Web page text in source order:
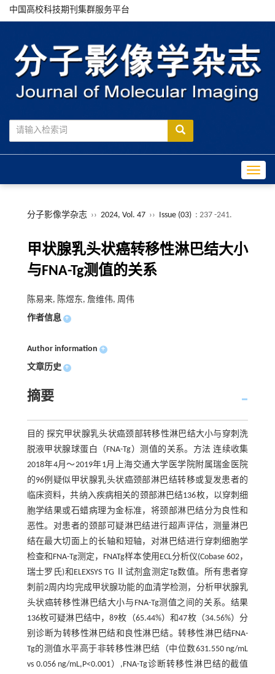
中国高校科技期刊集群服务平台
分子影像学杂志 ›› 2024, Vol. 47 ›› Issue (03) : 237 -241.
甲状腺乳头状癌转移性淋巴结大小
与FNA-Tg测值的关系
陈易来, 陈煜东, 詹维伟, 周伟
作者信息 +
Author information +
文章历史 +
摘要
目的 探究甲状腺乳头状癌颈部转移性淋巴结大小与穿刺洗
脱液甲状腺球蛋白（FNA-Tg）测值的关系。方法 连续收集
2018年4月～2019年1月上海交通大学医学院附属瑞金医院
的96例疑似甲状腺乳头状癌颈部淋巴结转移或复发患者的
临床资料，共纳入疾病相关的颈部淋巴结136枚，以穿刺细
胞学结果或石蜡病理为金标准，将颈部淋巴结分为良性和
恶性。对患者的颈部可疑淋巴结进行超声评估，测量淋巴
结在最大切面上的长轴和短轴，对淋巴结进行穿刺细胞学
检查和FNA-Tg测定，FNATg样本使用ECL分析仪(Cobase 602，
瑞士罗氏)和ELEXSYS TG Ⅱ试剂盒测定Tg数值。所有患者穿
刺前2周内均完成甲状腺功能的血清学检测，分析甲状腺乳
头状癌转移性淋巴结大小与FNA-Tg测值之间的关系。结果
136枚可疑淋巴结中，89枚（65.44%）和47枚（34.56%）分
别诊断为转移性淋巴结和良性淋巴结。转移性淋巴结FNA-
Tg的测值水平高于非转移性淋巴结（中位数631.550 ng/mL
vs 0.056 ng/mL,P<0.001）,FNA-Tg诊断转移性淋巴结的截值